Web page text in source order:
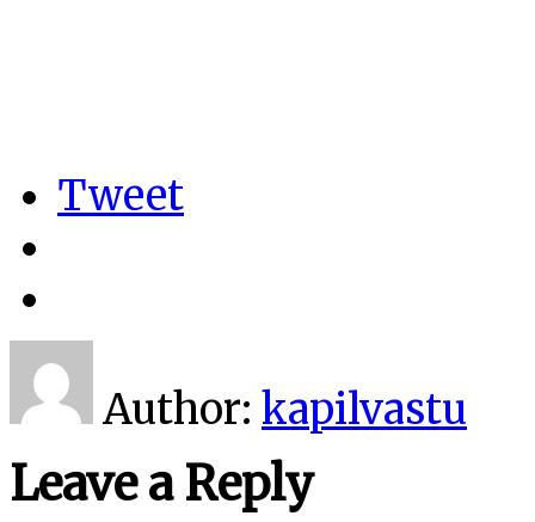
Tweet
Author: kapilvastu
Leave a Reply